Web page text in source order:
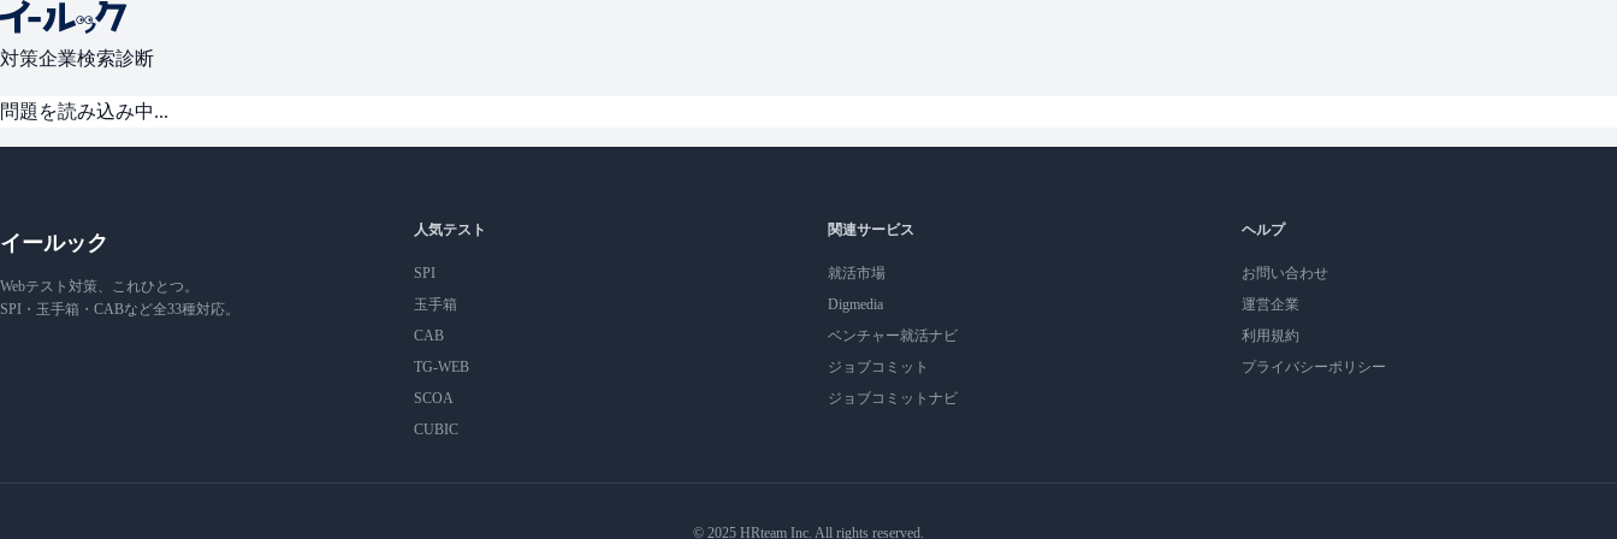
対策企業検索診断
問題を読み込み中...
イールック
Webテスト対策、これひとつ。
SPI・玉手箱・CABなど全33種対応。
人気テスト
SPI
玉手箱
CAB
TG-WEB
SCOA
CUBIC
関連サービス
就活市場
Digmedia
ベンチャー就活ナビ
ジョブコミット
ジョブコミットナビ
ヘルプ
お問い合わせ
運営企業
利用規約
プライバシーポリシー
© 2025 HRteam Inc. All rights reserved.